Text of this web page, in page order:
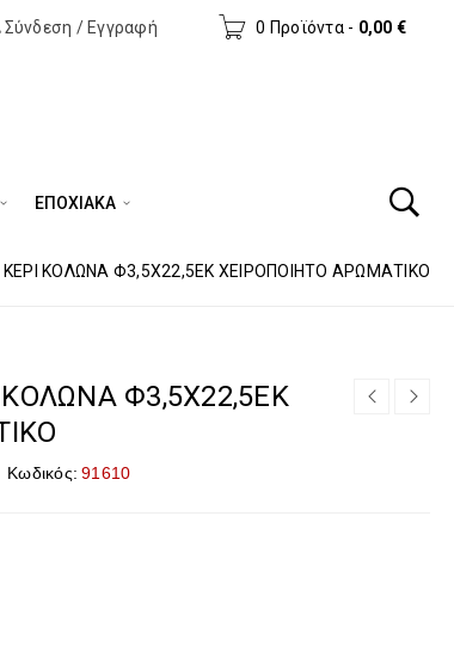
0 Προϊόντα - 0,00 €
Σύνδεση / Εγγραφή
ΕΠΟΧΙΑΚΑ
ΚΕΡΙ ΚΟΛΩΝΑ Φ3,5Χ22,5ΕΚ ΧΕΙΡΟΠΟΙΗΤΟ ΑΡΩΜΑΤΙΚΟ
Φ3,5Χ22,5ΕΚ
Κωδικός: 91610